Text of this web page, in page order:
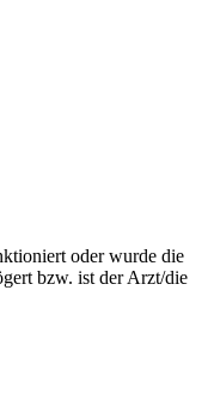
oder wurde die
bzw. ist der Arzt/die